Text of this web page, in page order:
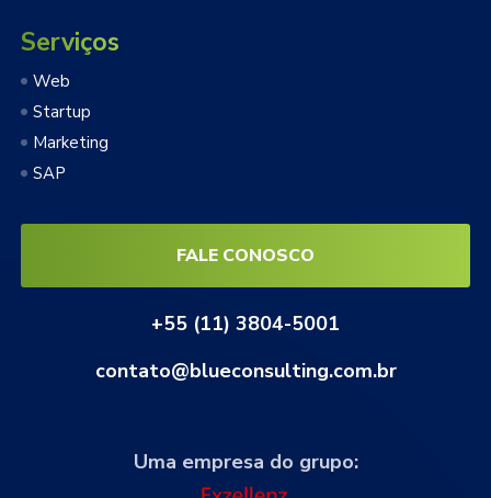
Serviços
Web
Startup
Marketing
SAP
FALE CONOSCO
+55 (11) 3804-5001
contato@blueconsulting.com.br
Uma empresa do grupo: